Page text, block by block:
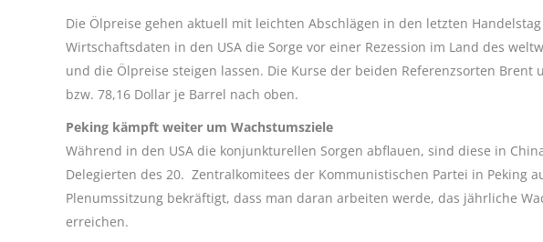
Die Ölpreise gehen aktuell mit leichten Abschlägen in den letzten
Wirtschaftsdaten in den USA die Sorge vor einer Rezession im Land des
und die Ölpreise steigen lassen. Die Kurse der beiden Referenzsorten Brent
bzw. 78,16 Dollar je Barrel nach oben.
Peking kämpft weiter um Wachstumsziele
Während in den USA die konjunkturellen Sorgen abflauen, sind diese in
Delegierten des 20. Zentralkomitees der Kommunistischen Partei in Peking
Plenumssitzung bekräftigt, dass man daran arbeiten werde, das jährliche
erreichen.